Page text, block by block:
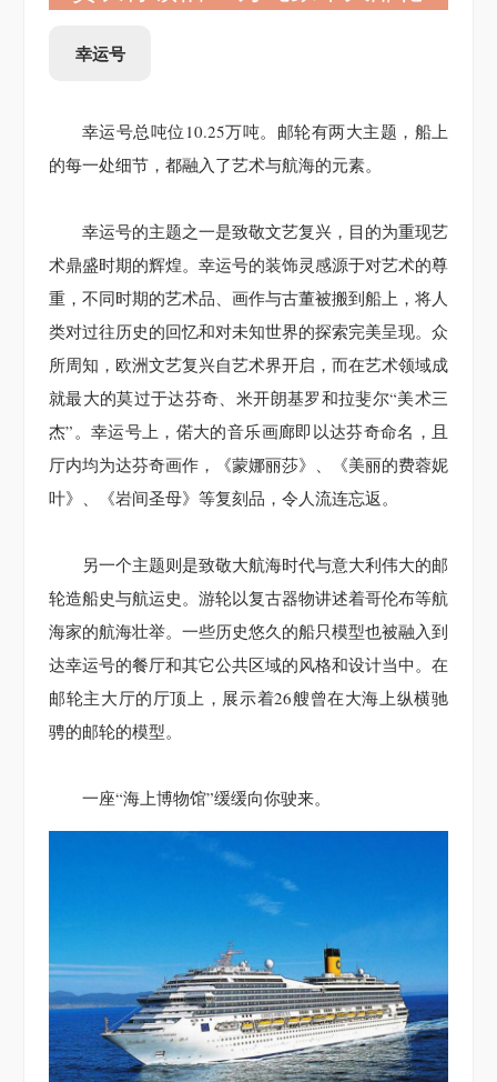
幸运号
幸运号总吨位10.25万吨。邮轮有两大主题，船上
的每一处细节，都融入了艺术与航海的元素。
幸运号的主题之一是致敬文艺复兴，目的为重现艺
术鼎盛时期的辉煌。幸运号的装饰灵感源于对艺术的尊
重，不同时期的艺术品、画作与古董被搬到船上，将人
类对过往历史的回忆和对未知世界的探索完美呈现。众
所周知，欧洲文艺复兴自艺术界开启，而在艺术领域成
就最大的莫过于达芬奇、米开朗基罗和拉斐尔“美术三
杰”。幸运号上，偌大的音乐画廊即以达芬奇命名，且
厅内均为达芬奇画作，《蒙娜丽莎》、《美丽的费蓉妮
叶》、《岩间圣母》等复刻品，令人流连忘返。
另一个主题则是致敬大航海时代与意大利伟大的邮
轮造船史与航运史。游轮以复古器物讲述着哥伦布等航
海家的航海壮举。一些历史悠久的船只模型也被融入到
达幸运号的餐厅和其它公共区域的风格和设计当中。在
邮轮主大厅的厅顶上，展示着26艘曾在大海上纵横驰
骋的邮轮的模型。
一座“海上博物馆”缓缓向你驶来。